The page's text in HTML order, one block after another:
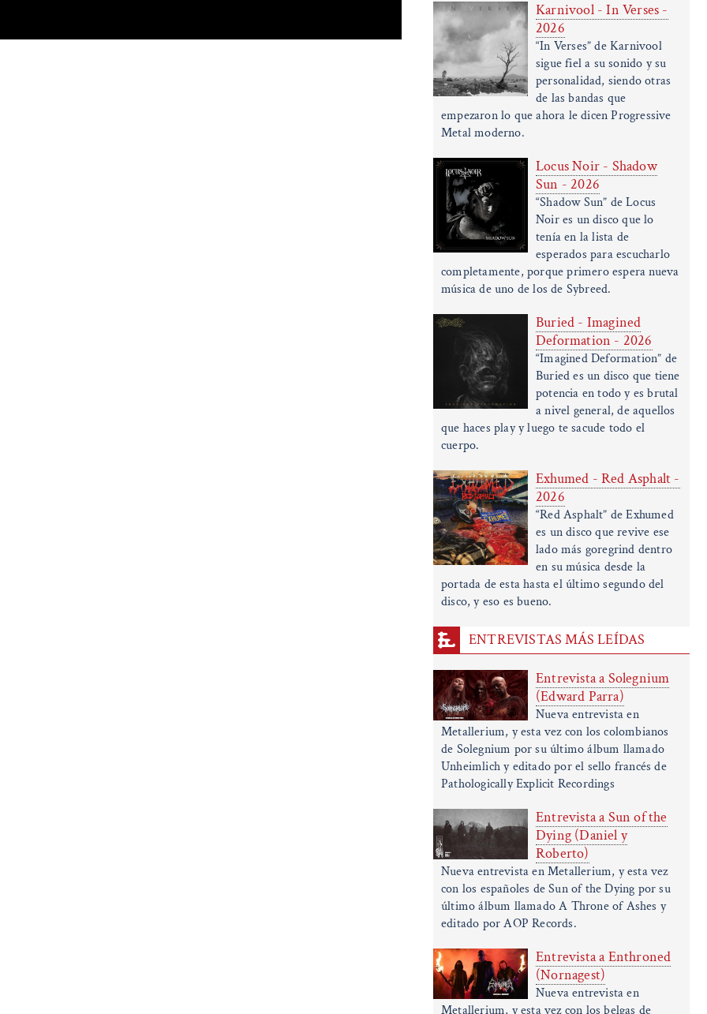
Karnivool - In Verses -
2026
“In Verses” de Karnivool
sigue fiel a su sonido y su
personalidad, siendo otras
de las bandas que
empezaron lo que ahora le dicen Progressive
Metal moderno.
Locus Noir - Shadow
Sun - 2026
“Shadow Sun” de Locus
Noir es un disco que lo
tenía en la lista de
esperados para escucharlo
completamente, porque primero espera nueva
música de uno de los de Sybreed.
Buried - Imagined
Deformation - 2026
“Imagined Deformation” de
Buried es un disco que tiene
potencia en todo y es brutal
a nivel general, de aquellos
que haces play y luego te sacude todo el
cuerpo.
Exhumed - Red Asphalt -
2026
“Red Asphalt” de Exhumed
es un disco que revive ese
lado más goregrind dentro
en su música desde la
portada de esta hasta el último segundo del
disco, y eso es bueno.
ENTREVISTAS MÁS LEÍDAS
Entrevista a Solegnium
(Edward Parra)
Nueva entrevista en
Metallerium, y esta vez con los colombianos
de Solegnium por su último álbum llamado
Unheimlich y editado por el sello francés de
Pathologically Explicit Recordings
Entrevista a Sun of the
Dying (Daniel y
Roberto)
Nueva entrevista en Metallerium, y esta vez
con los españoles de Sun of the Dying por su
último álbum llamado A Throne of Ashes y
editado por AOP Records.
Entrevista a Enthroned
(Nornagest)
Nueva entrevista en
Metallerium, y esta vez con los belgas de